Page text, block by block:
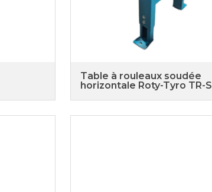
Table à rouleaux soudée
horizontale Roty-Tyro TR-S